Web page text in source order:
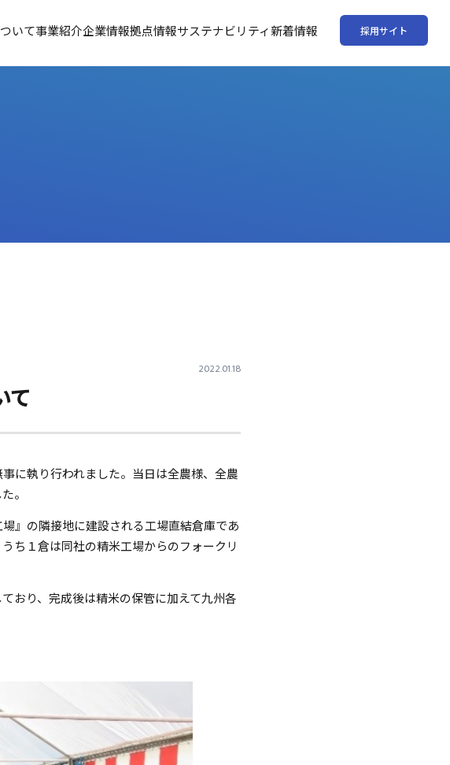
いて事業紹介企業情報拠点情報サステナビリティ新着情報 採⽤サイト
て
2022.01.18
に執り行われました。当日は全農様、全農
。
』の隣接地に建設される工場直結倉庫であ
ち１倉は同社の精米工場からのフォークリ
おり、完成後は精米の保管に加えて九州各